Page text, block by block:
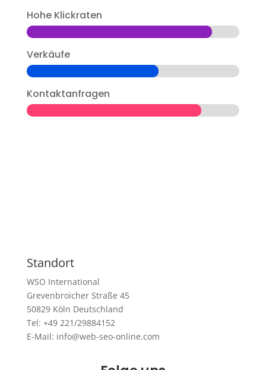
Hohe Klickraten
Verkäufe
Kontaktanfragen
Standort
WSO International
Grevenbroicher Straße 45
50829 Köln Deutschland
Tel: +49 221/29884152
E-Mail: info@web-seo-online.com